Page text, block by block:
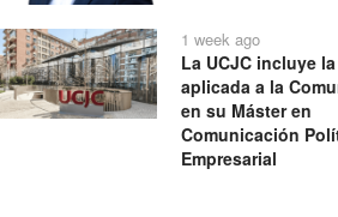
1 week ago
La UCJC incluye
aplicada a la
en su Máster en
Comunicación
Empresarial